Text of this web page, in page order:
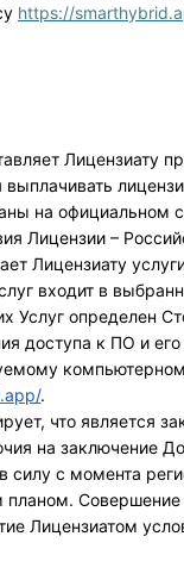
https://
Лицензиату
выплачивать
на официальном
Лицензии –
Лицензиату
входит в
Услуг определен
доступа к ПО и
.
что является
на заключение
силу с момента
Совершение
Лицензиатом